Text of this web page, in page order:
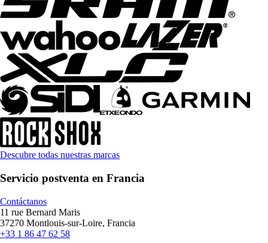
Descubre todas nuestras marcas
Servicio postventa en Francia
Contáctanos
11 rue Bernard Maris
37270 Montlouis-sur-Loire, Francia
+33 1 86 47 62 58